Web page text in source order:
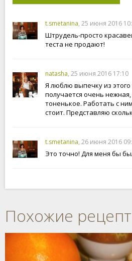
t.smetanina, 25 июня 2016
Штрудель-просто
теста не продают!
natasha, 25 июня 2016 17:10
Я люблю выпечку из этого
получается очень
тоненькое. Работать с
стоит. Представляю
t.smetanina, 26 июня 2016
Это точно! Для меня бы
Похожие